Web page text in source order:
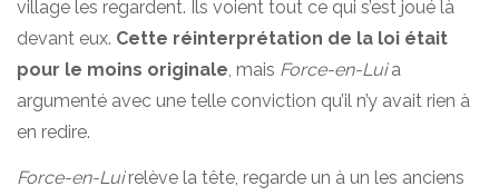
village les regardent. Ils voient tout ce qui s’est joué là
devant eux. Cette réinterprétation de la loi était
pour le moins originale, mais Force-en-Luia
argumenté avec une telle conviction qu’il n’y avait rien à
en redire.
Force-en-Luirelève la tête, regarde un à un les anciens